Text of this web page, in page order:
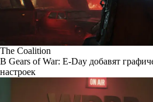
The Coalition
В Gears of War: E-Day добавят
настроек